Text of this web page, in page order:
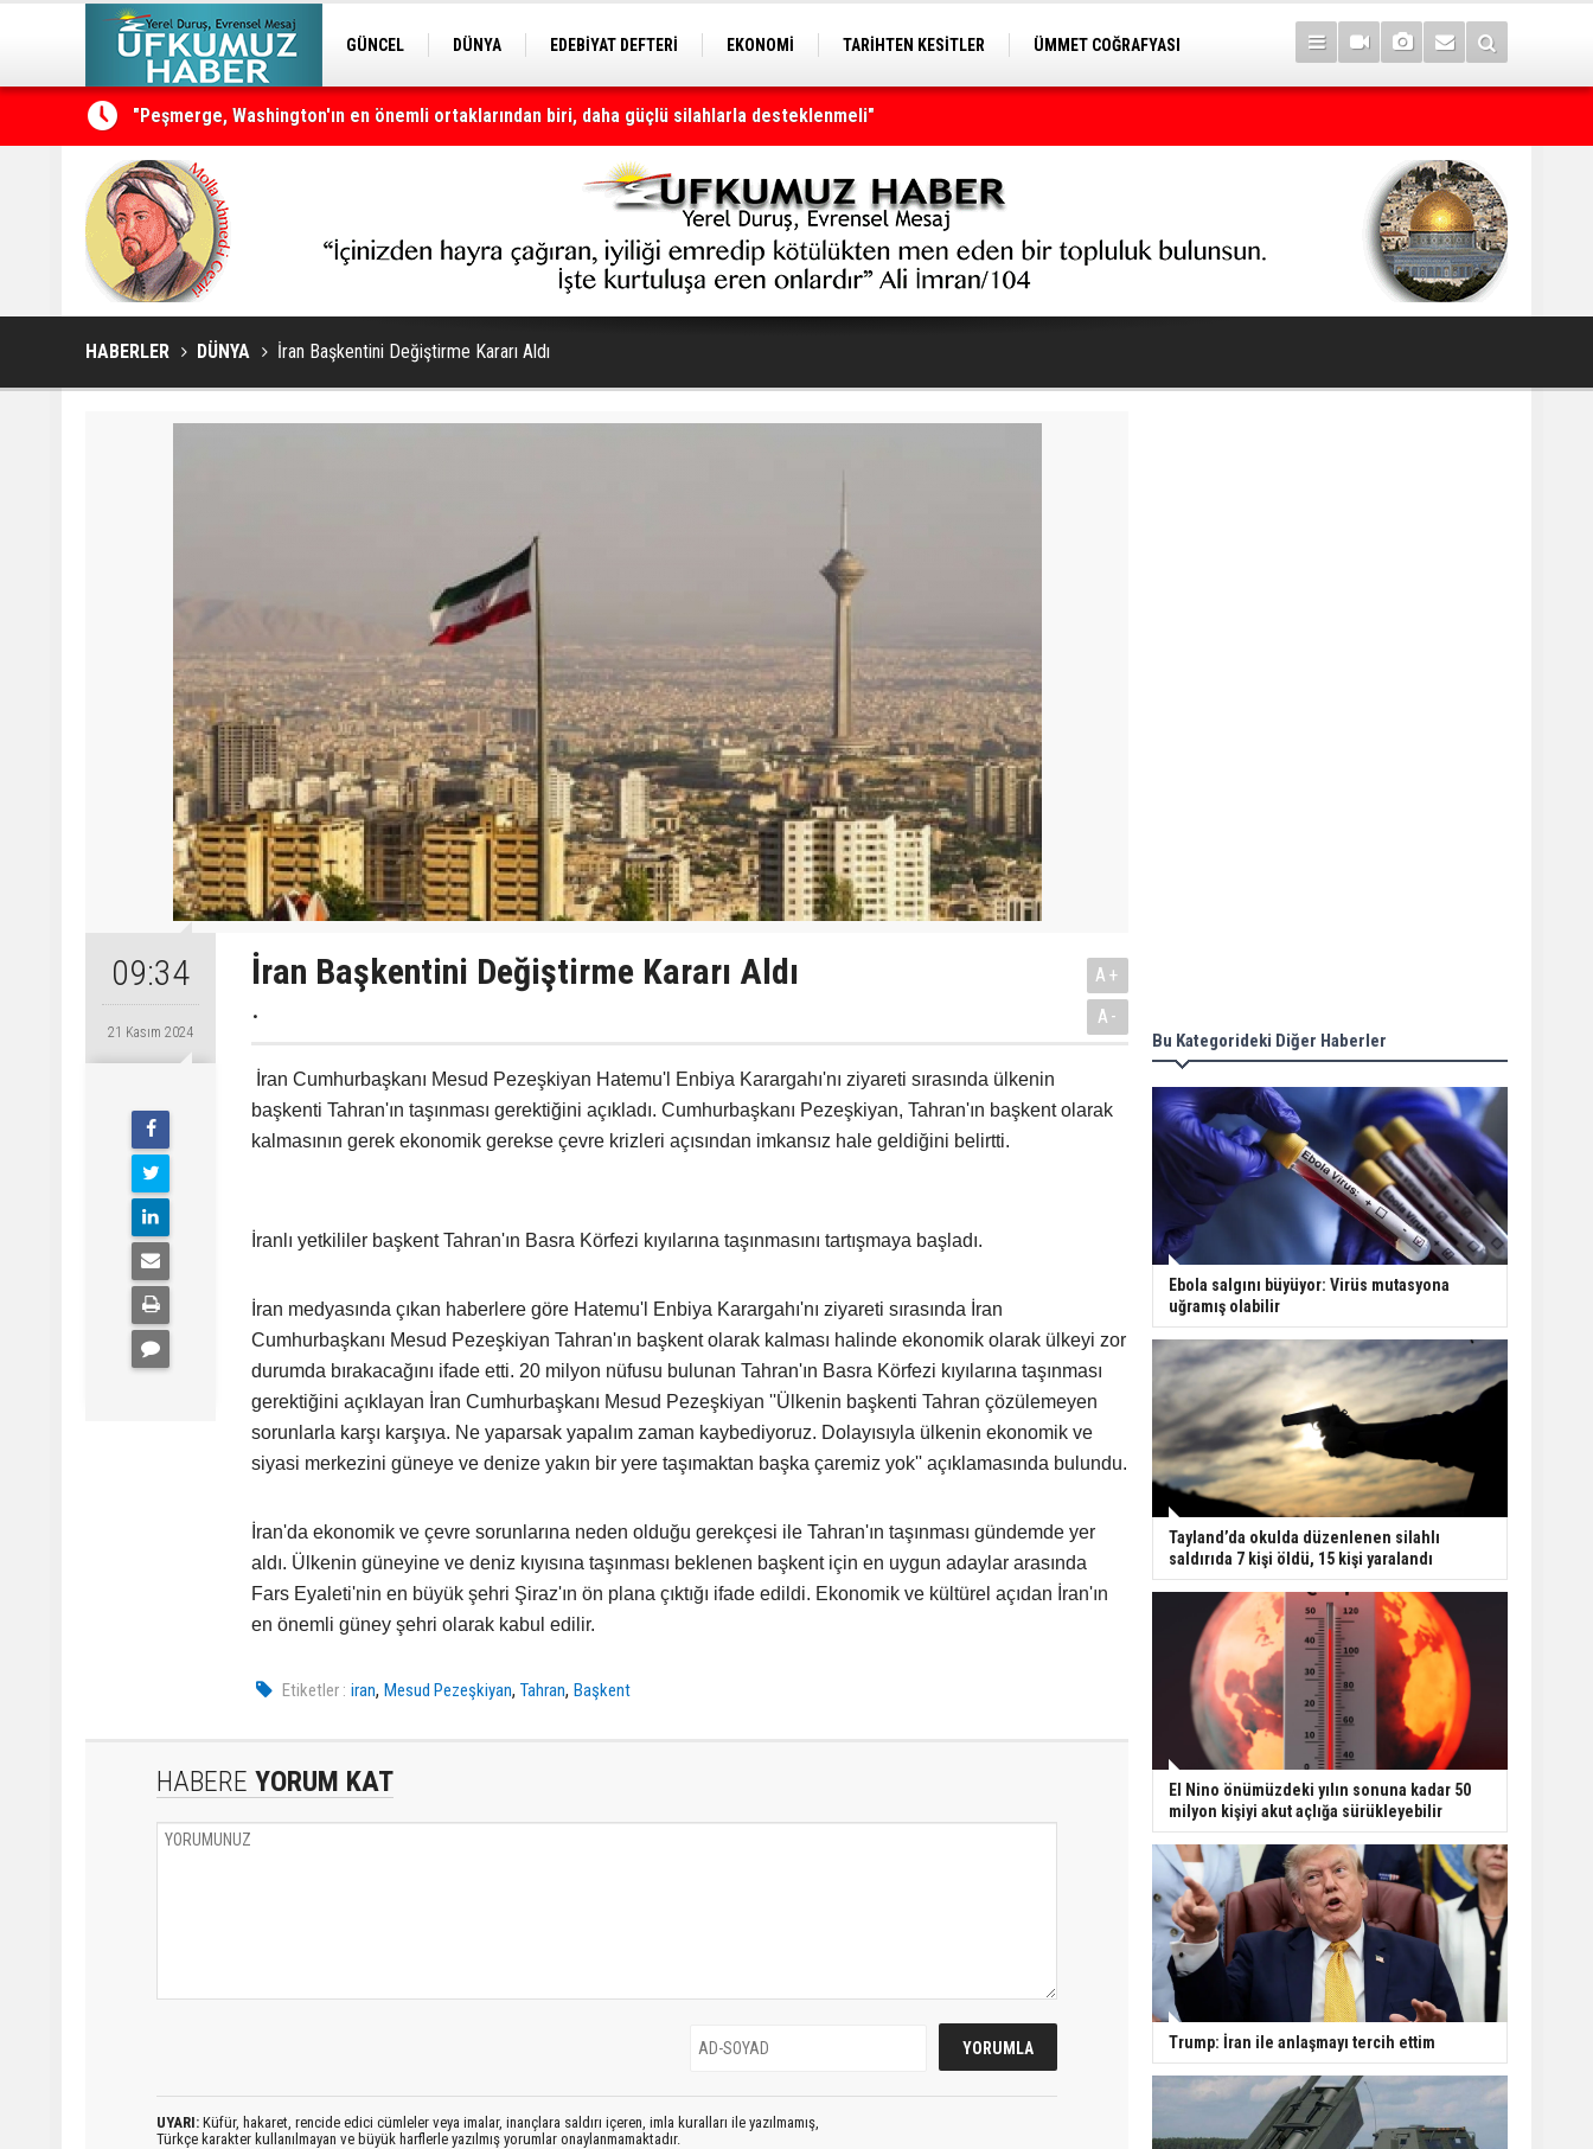
GÜNCEL DÜNYA EDEBİYAT DEFTERİ EKONOMİ TARİHTEN KESİTLER
ÜMMET COĞRAFYASI
Neçirvan Barzani: Kürdistan herkesin ortak vatanı olmaya devam edecek
HABERLER DÜNYA İran Başkentini Değiştirme Kararı Aldı
09:34
21 Kasım 2024
İran Başkentini Değiştirme Kararı Aldı
.
A+
A-
İran Cumhurbaşkanı Mesud Pezeşkiyan Hatemu'l Enbiya Karargahı'nı ziyareti sırasında ülkenin
başkenti Tahran'ın taşınması gerektiğini açıkladı. Cumhurbaşkanı Pezeşkiyan, Tahran'ın başkent olarak
kalmasının gerek ekonomik gerekse çevre krizleri açısından imkansız hale geldiğini belirtti.
İranlı yetkililer başkent Tahran'ın Basra Körfezi kıyılarına taşınmasını tartışmaya başladı.
İran medyasında çıkan haberlere göre Hatemu'l Enbiya Karargahı'nı ziyareti sırasında İran
Cumhurbaşkanı Mesud Pezeşkiyan Tahran'ın başkent olarak kalması halinde ekonomik olarak ülkeyi zor
durumda bırakacağını ifade etti. 20 milyon nüfusu bulunan Tahran'ın Basra Körfezi kıyılarına taşınması
gerektiğini açıklayan İran Cumhurbaşkanı Mesud Pezeşkiyan ''Ülkenin başkenti Tahran çözülemeyen
sorunlarla karşı karşıya. Ne yaparsak yapalım zaman kaybediyoruz. Dolayısıyla ülkenin ekonomik ve
siyasi merkezini güneye ve denize yakın bir yere taşımaktan başka çaremiz yok'' açıklamasında bulundu.
İran'da ekonomik ve çevre sorunlarına neden olduğu gerekçesi ile Tahran'ın taşınması gündemde yer
aldı. Ülkenin güneyine ve deniz kıyısına taşınması beklenen başkent için en uygun adaylar arasında
Fars Eyaleti'nin en büyük şehri Şiraz'ın ön plana çıktığı ifade edildi. Ekonomik ve kültürel açıdan İran'ın
en önemli güney şehri olarak kabul edilir.
Etiketler : iran,Mesud Pezeşkiyan,Tahran,Başkent
HABERE YORUM KAT
UYARI: Küfür, hakaret, rencide edici cümleler veya imalar, inançlara saldırı içeren, imla kuralları ile yazılmamış,
Türkçe karakter kullanılmayan ve büyük harflerle yazılmış yorumlar onaylanmamaktadır.
Bu Kategorideki Diğer Haberler
Ebola salgını büyüyor: Virüs mutasyona
uğramış olabilir
Tayland’da okulda düzenlenen silahlı
saldırıda 7 kişi öldü, 15 kişi yaralandı
El Nino önümüzdeki yılın sonuna kadar 50
milyon kişiyi akut açlığa sürükleyebilir
Trump: İran ile anlaşmayı tercih ettim